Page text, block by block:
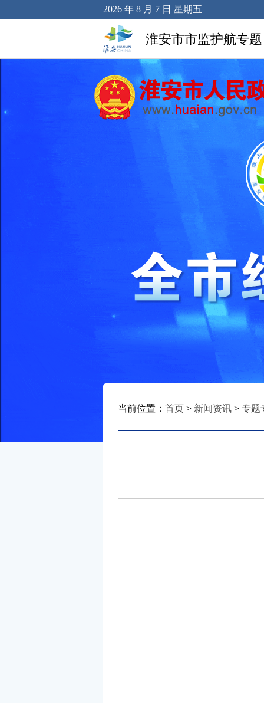
2026 年 8 月 7 日 星期五
淮安市市监护航专题
当前位置： 首页 > 新闻资讯 > 专题